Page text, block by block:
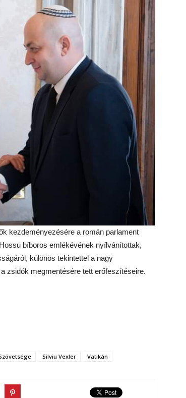
kezdeményezésére a román parlament
bíboros emlékévének nyílvánítottak,
különös tekintettel a nagy
zsidók megmentésére tett erőfeszítéseire.
Silviu Vexler Vatikán